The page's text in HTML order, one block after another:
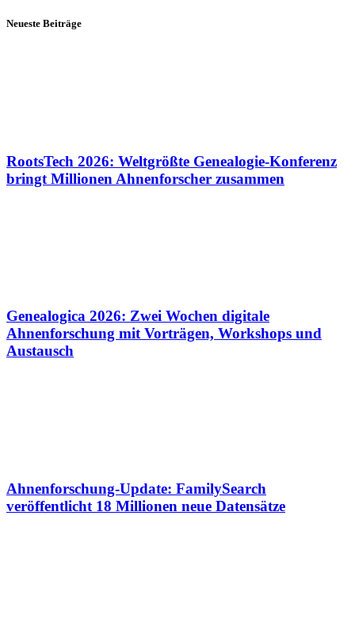
Neueste Beiträge
RootsTech 2026: Weltgrößte Genealogie-Konferenz
bringt Millionen Ahnenforscher zusammen
Genealogica 2026: Zwei Wochen digitale
Ahnenforschung mit Vorträgen, Workshops und
Austausch
Ahnenforschung-Update: FamilySearch
veröffentlicht 18 Millionen neue Datensätze